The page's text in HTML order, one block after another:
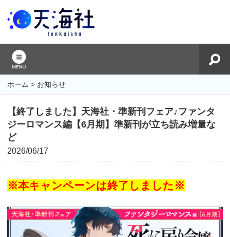
ホーム > お知らせ
【終了しました】天海社・準新刊フェア♪ファンタ
ジーロマンス編【6月期】準新刊が立ち読み増量な
ど
2026/06/17
※本キャンペーンは終了しました※